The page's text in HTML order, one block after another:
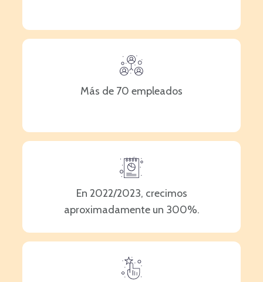
Más de 70 empleados
En 2022/2023, crecimos
aproximadamente un 300%.